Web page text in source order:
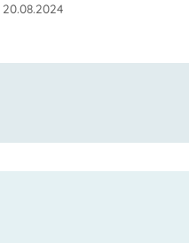
20.08.2024